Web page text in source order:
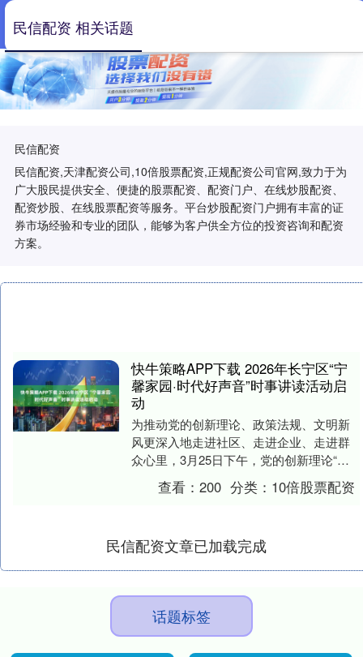
民信配资
民信配资,天津配资公司,10倍股票配资,正规配资公司官网,致力于为
广大股民提供安全、便捷的股票配资、配资门户、在线炒股配资、
配资炒股、在线股票配资等服务。平台炒股配资门户拥有丰富的证
券市场经验和专业的团队，能够为客户供全方位的投资咨询和配资
方案。
民信配资 相关话题
快牛策略APP下载 2026年长宁区“宁
馨家园·时代好声音”时事讲读活动启
动
为推动党的创新理论、政策法规、文明新
风更深入地走进社区、走进企业、走进群
众心里，3月25日下午，党的创新理论“百
人千场进万站”文明实践示范宣讲——2026
年长宁....
查看：200 分类： 10倍股票配资
民信配资文章已加载完成
话题标签